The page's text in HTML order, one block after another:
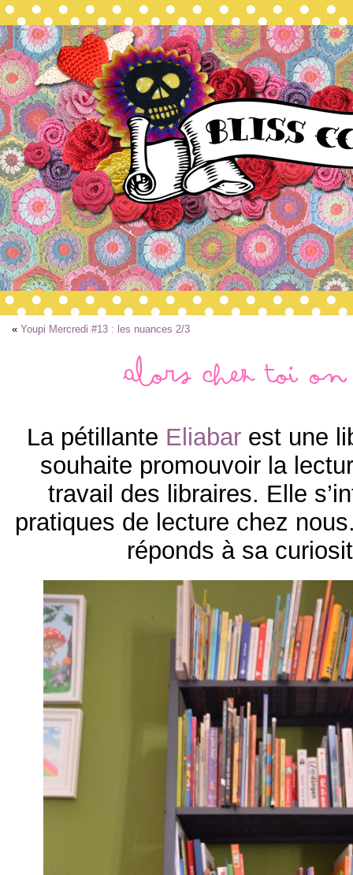
« Youpi Mercredi #13 : les nuances 2/3
Alors chez toi
La pétillante Eliabar est une
souhaite promouvoir la
travail des libraires. Elle
pratiques de lecture chez
réponds à sa